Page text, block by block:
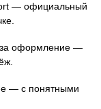
— официальный
за оформление —
— с понятными